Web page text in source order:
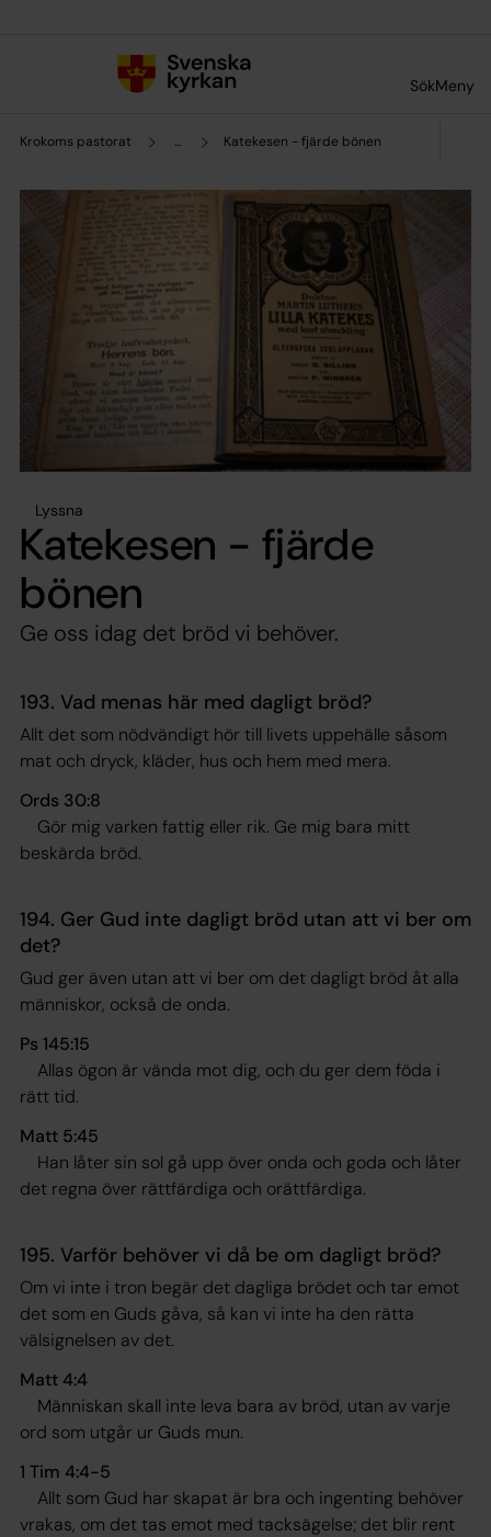
SökMeny
Krokoms pastorat ... Katekesen - fjärde bönen
Lyssna
Katekesen - fjärde
bönen
Ge oss idag det bröd vi behöver.
193. Vad menas här med dagligt bröd?
Allt det som nödvändigt hör till livets uppehälle såsom
mat och dryck, kläder, hus och hem med mera.
Ords 30:8
Gör mig varken fattig eller rik. Ge mig bara mitt
beskärda bröd.
194. Ger Gud inte dagligt bröd utan att vi ber om
det?
Gud ger även utan att vi ber om det dagligt bröd åt alla
människor, också de onda.
Ps 145:15
Allas ögon är vända mot dig, och du ger dem föda i
rätt tid.
Matt 5:45
Han låter sin sol gå upp över onda och goda och låter
det regna över rättfärdiga och orättfärdiga.
195. Varför behöver vi då be om dagligt bröd?
Om vi inte i tron begär det dagliga brödet och tar emot
det som en Guds gåva, så kan vi inte ha den rätta
välsignelsen av det.
Matt 4:4
Människan skall inte leva bara av bröd, utan av varje
ord som utgår ur Guds mun.
1 Tim 4:4-5
Allt som Gud har skapat är bra och ingenting behöver
vrakas, om det tas emot med tacksägelse; det blir rent